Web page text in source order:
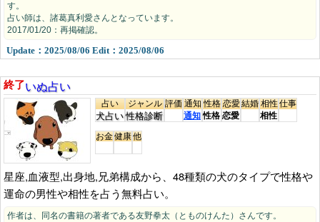
す。
占い師は、諸葛真利愛さんとなっています。
2017/01/20：再掲確認。
Update：2025/08/06 Edit：2025/08/06
終了いぬ占い
占い
犬占い
ジャンル
性格診断
評価通知
通知
性格
性格
恋愛
恋愛
結婚相性
相性
仕事
お金健康他
星座,血液型,出身地,兄弟構成から、48種類の犬のタイプで性格や
運命の男性や相性を占う無料占い。
作者は、同名の書籍の著者である友野拳太（とものけんた）さんです。